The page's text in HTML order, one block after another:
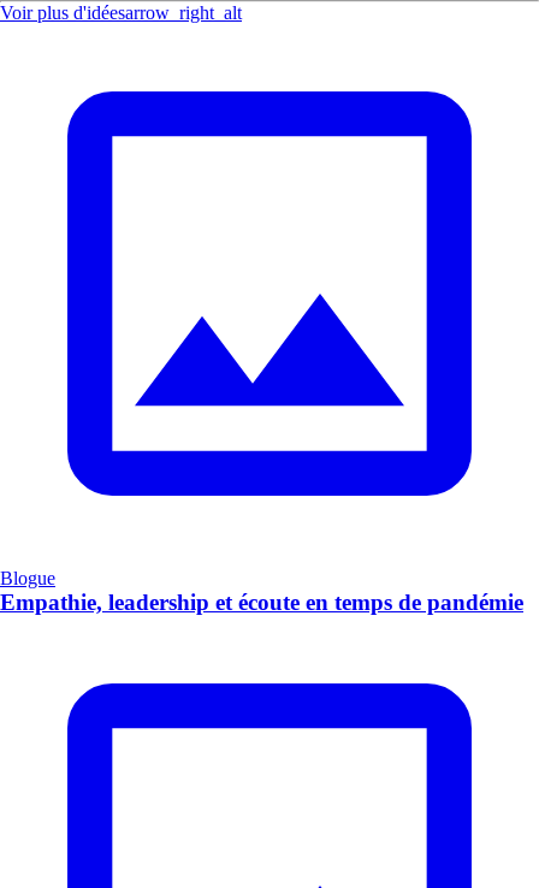
Voir plus d'idéesarrow_right_alt
Blogue
Empathie, leadership et écoute en temps de pandémie